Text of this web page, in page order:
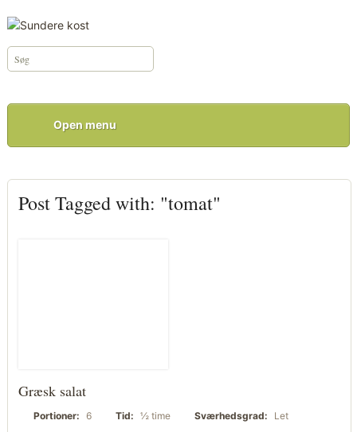
Open menu
Post Tagged with: "tomat"
Græsk salat
Portioner: 6 Tid: ½ time Sværhedsgrad: Let